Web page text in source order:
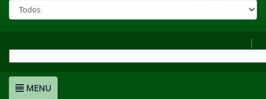
MENU